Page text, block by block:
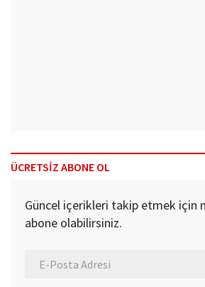
ÜCRETSİZ ABONE OL
Güncel içerikleri takip etmek için
abone olabilirsiniz.